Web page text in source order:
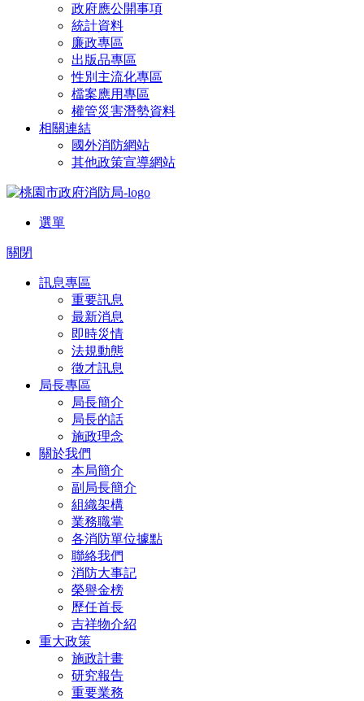
政府應公開事項
統計資料
廉政專區
出版品專區
性別主流化專區
檔案應用專區
權管災害潛勢資料
相關連結
國外消防網站
其他政策宣導網站
選單
關閉
訊息專區
重要訊息
最新消息
即時災情
法規動態
徵才訊息
局長專區
局長簡介
局長的話
施政理念
關於我們
本局簡介
副局長簡介
組織架構
業務職掌
各消防單位據點
聯絡我們
消防大事記
榮譽金榜
歷任首長
吉祥物介紹
重大政策
施政計畫
研究報告
重要業務